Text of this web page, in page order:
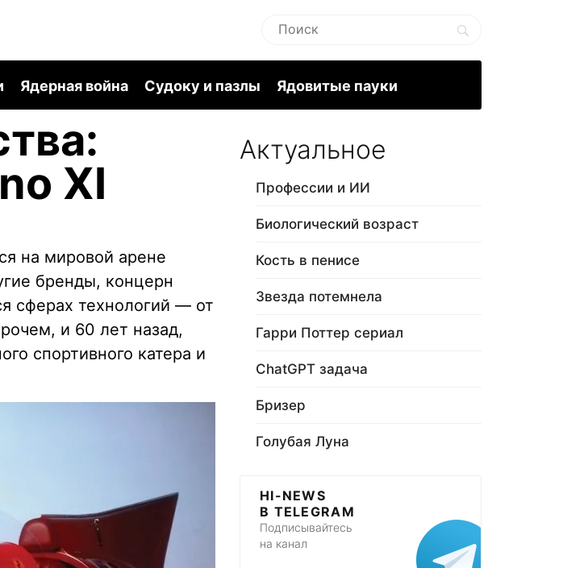
Ядерная война Судоку и пазлы Ядовитые пауки
XI
на мировой арене
бренды, концерн
сферах технологий — от
и 60 лет назад,
спортивного катера и
Актуальное
Профессии и ИИ
Биологический возраст
Кость в пенисе
Звезда потемнела
Гарри Поттер сериал
ChatGPT задача
Бризер
Голубая Луна
HI-NEWS
В TELEGRAM
Подписывайтесь
на канал